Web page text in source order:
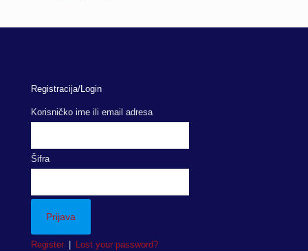
Registracija/Login
Korisničko ime ili email adresa
Šifra
Register Lost your password?